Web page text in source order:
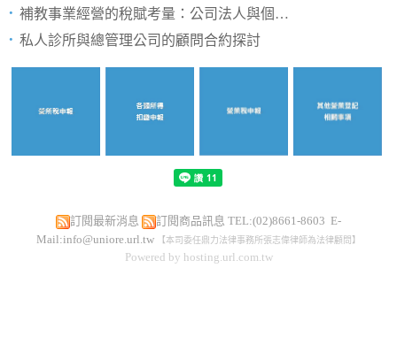
補教事業經營的稅賦考量：公司法人與個人經營的比較
私人診所與總管理公司的顧問合約探討
補習班、幼兒園之鐘點老師的所得性質與二代健保
學校教師因研究所需而支付境外AI費用之應注意事項
訂閱最新消息 訂閱商品訊息 TEL:(02)8661-8603 E-
Mail:info@uniore.url.tw 【本司委任鼎力法律事務所張志偉律師為法律顧問】
Powered by hosting.url.com.tw